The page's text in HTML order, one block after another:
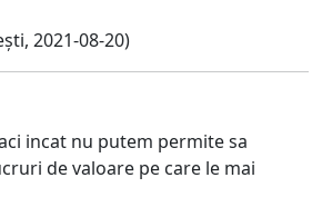
2021-08-20)
incat nu putem permite sa
de valoare pe care le mai